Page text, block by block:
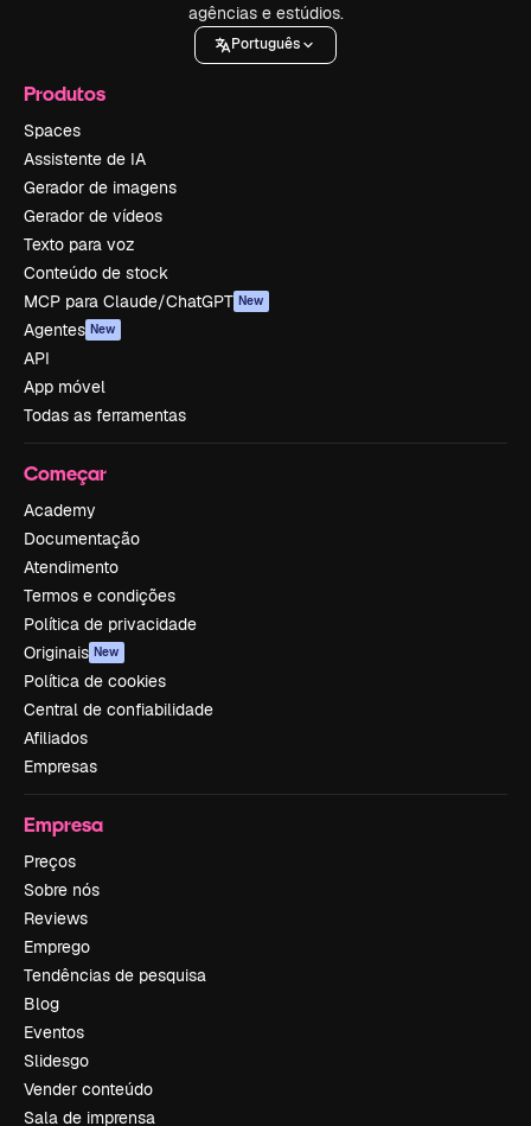
agências e estúdios.
Português
Produtos
Spaces
Assistente de IA
Gerador de imagens
Gerador de vídeos
Texto para voz
Conteúdo de stock
MCP para Claude/ChatGPT New
Agentes New
API
App móvel
Todas as ferramentas
Começar
Academy
Documentação
Atendimento
Termos e condições
Política de privacidade
Originais New
Política de cookies
Central de confiabilidade
Afiliados
Empresas
Empresa
Preços
Sobre nós
Reviews
Emprego
Tendências de pesquisa
Blog
Eventos
Slidesgo
Vender conteúdo
Sala de imprensa